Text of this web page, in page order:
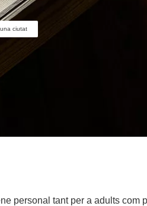
ciutat
personal tant per a adults com